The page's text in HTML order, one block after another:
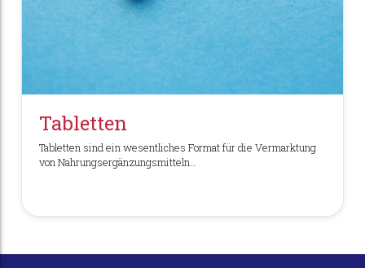
Tabletten
Tabletten sind ein wesentliches Format für die Vermarktung
von Nahrungsergänzungsmitteln…